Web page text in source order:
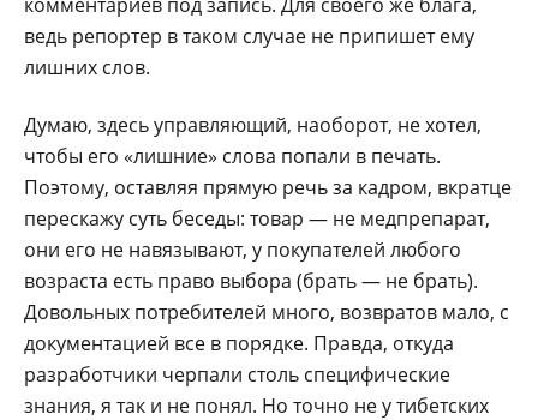
ведь репортер в таком случае не припишет ему
лишних слов.
Думаю, здесь управляющий, наоборот, не хотел,
чтобы его «лишние» слова попали в печать.
Поэтому, оставляя прямую речь за кадром, вкратце
перескажу суть беседы: товар — не медпрепарат,
они его не навязывают, у покупателей любого
возраста есть право выбора (брать — не брать).
Довольных потребителей много, возвратов мало, с
документацией все в порядке. Правда, откуда
разработчики черпали столь специфические
знания, я так и не понял. Но точно не у тибетских